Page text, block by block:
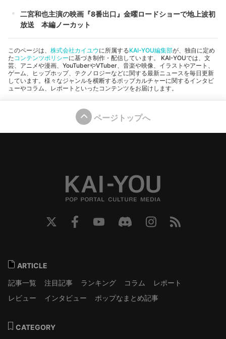
二宮和也主演の映画『8番出口』金曜ロードショーで地上波初
放送 本編ノーカット
このページは、 株式会社カイユウに所属するKAI-YOU編集部が、独自に定め
た コンテンツポリシーに基づき制作・配信しています。 KAI-YOUでは、文
芸、アニメや漫画、YouTuberやVTuber、音楽や映像、イラストやアート、
ゲーム、ヒップホップ、テクノロジーなどに関する最新ニュースを毎日更新
しています。様々なジャンルを横断するポップカルチャーに関するインタビ
ューやコラム、レポートといったコンテンツをお届けします。
ページトップへ
ARTICLE
記事一覧
注目記事 ランキング コラム
レポート
レビュー
インタビュー ポップなまとめ記事
CATEGORY